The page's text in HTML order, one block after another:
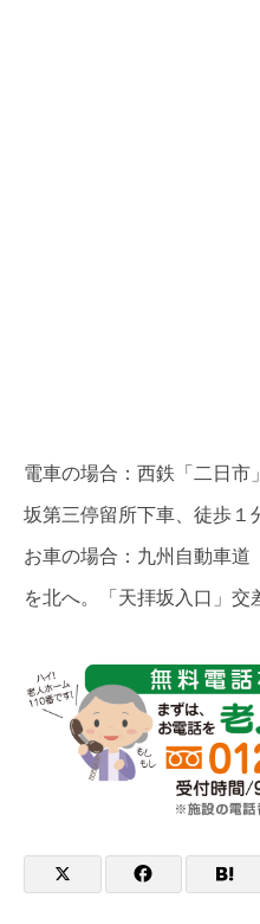
電車の場合：西鉄「二日
坂第三停留所下車、徒歩１
お車の場合：九州自動車
を北へ。「天拝坂入口」交